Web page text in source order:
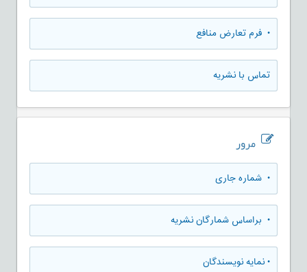
• فرم تعارض منافع
تماس با نشریه
مرور
• شماره جاری
• براساس شمارگان نشریه
•نمایه نویسندگان